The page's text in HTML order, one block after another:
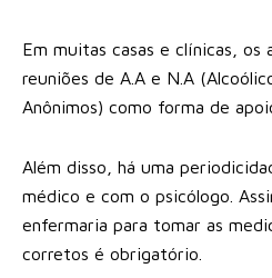
Em muitas casas e clínicas, os
reuniões de A.A e N.A
Anônimos) como forma de
Além disso, há uma
médico e com o psicólogo.
enfermaria para tomar as
corretos é obrigatório.